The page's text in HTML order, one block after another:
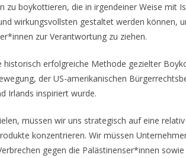
zu boykottieren, die in irgendeiner Weise mit
wirkungsvollsten gestaltet werden können,
zur Verantwortung zu ziehen.
historisch erfolgreiche Methode gezielter
der US-amerikanischen
Irlands inspiriert wurde.
müssen wir uns strategisch auf eine
konzentrieren. Wir müssen
gegen die Palästinenser*innen